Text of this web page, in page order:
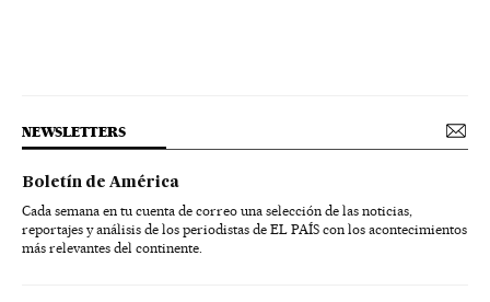
NEWSLETTERS
Boletín de América
Cada semana en tu cuenta de correo una selección de las noticias,
reportajes y análisis de los periodistas de EL PAÍS con los acontecimientos
más relevantes del continente.